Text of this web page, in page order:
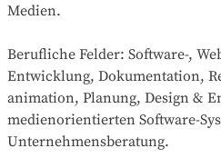
Medien.
Berufliche Felder: Software-,
Entwicklung, Dokumentation,
animation, Planung, Design &
medienorientierten Software-
Unternehmensberatung.